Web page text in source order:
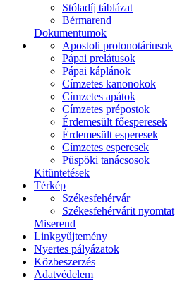
Stóladíj táblázat
Bérmarend
Dokumentumok
Apostoli protonotáriusok
Pápai prelátusok
Pápai káplánok
Címzetes kanonokok
Címzetes apátok
Címzetes prépostok
Érdemesült főesperesek
Érdemesült esperesek
Címzetes esperesek
Püspöki tanácsosok
Kitüntetések
Térkép
Székesfehérvár
Székesfehérvárit nyomtat
Miserend
Linkgyűjtemény
Nyertes pályázatok
Közbeszerzés
Adatvédelem